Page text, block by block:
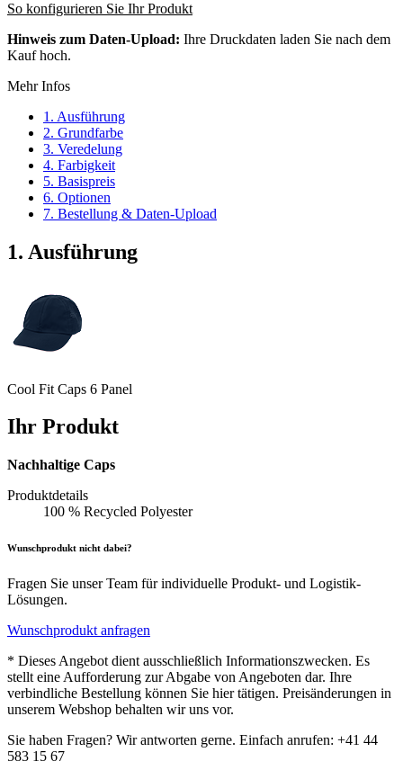
So konfigurieren Sie Ihr Produkt
Hinweis zum Daten-Upload: Ihre Druckdaten laden Sie nach dem
Kauf hoch.
Mehr Infos
1. Ausführung
2. Grundfarbe
3. Veredelung
4. Farbigkeit
5. Basispreis
6. Optionen
7. Bestellung & Daten-Upload
1. Ausführung
Cool Fit Caps 6 Panel
Ihr Produkt
Nachhaltige Caps
Produktdetails
100 % Recycled Polyester
Wunschprodukt nicht dabei?
Fragen Sie unser Team für individuelle Produkt- und Logistik-
Lösungen.
Wunschprodukt anfragen
* Dieses Angebot dient ausschließlich Informationszwecken. Es
stellt eine Aufforderung zur Abgabe von Angeboten dar. Ihre
verbindliche Bestellung können Sie hier tätigen. Preisänderungen in
unserem Webshop behalten wir uns vor.
Sie haben Fragen? Wir antworten gerne. Einfach anrufen: +41 44
583 15 67